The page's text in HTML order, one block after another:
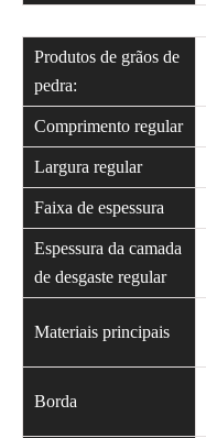
Produtos de grãos de
pedra:
Comprimento regular
Largura regular
Faixa de espessura
Espessura da camada
de desgaste regular
Materiais principais
Borda